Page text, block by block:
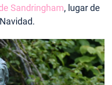
Sandringham, lugar de